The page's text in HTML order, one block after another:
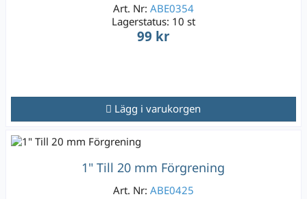
Art. Nr: ABE0354
Lagerstatus: 10 st
99 kr
Lägg i varukorgen
1" Till 20 mm Förgrening
Art. Nr: ABE0425